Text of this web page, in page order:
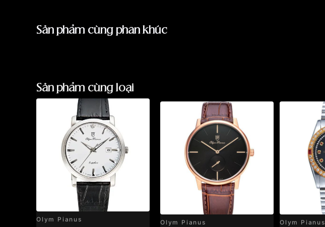
Sản phẩm cùng phân khúc
Sản phẩm cùng loại
Olym Pianus Olym Pianus Olym Pianus